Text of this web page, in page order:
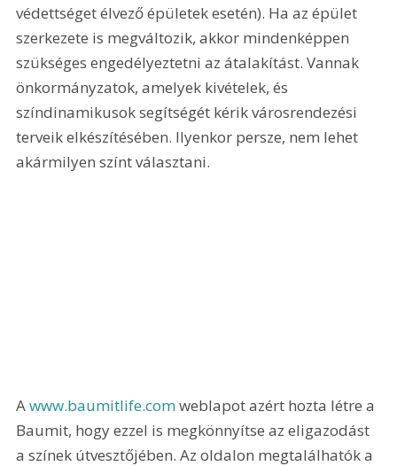
védettséget élvező épületek esetén). Ha az épület
szerkezete is megváltozik, akkor mindenképpen
szükséges engedélyeztetni az átalakítást. Vannak
önkormányzatok, amelyek kivételek, és
színdinamikusok segítségét kérik városrendezési
terveik elkészítésében. Ilyenkor persze, nem lehet
akármilyen színt választani.
A www.baumitlife.com weblapot azért hozta létre a
Baumit, hogy ezzel is megkönnyítse az eligazodást
a színek útvesztőjében. Az oldalon megtalálhatók a